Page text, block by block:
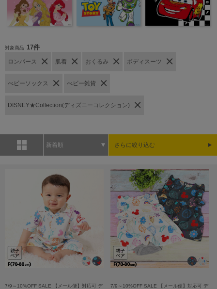
対象商品 17件
ロンパース 肌着 おくるみ ボディスーツ
べビーソックス べビー雑貨
DISNEY★Collection(ディズニーコレクション)
新着順 さらに絞り込む
7/9～10%OFF SALE 【メール便】対応可 デ
7/9～10%OFF SALE 【メール便】対応可 デ